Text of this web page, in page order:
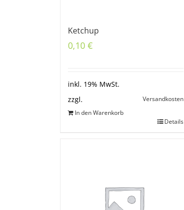
Ketchup
0,10 €
inkl. 19% MwSt.
zzgl.
Versandkosten
In den Warenkorb
Details